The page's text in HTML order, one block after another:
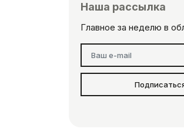
Наша рассылка
Главное за неделю в